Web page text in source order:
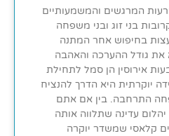
המרגשים והמשמעותיים
בני זוג ובני משפחה
בחיפוש אחר המתנה
גודל ההערכה והאהבה
אירוסין הן סמל לתחילת
יוקרתית היא הדרך להנציח
התרחבה. בין אם אתם
עדינה שתלווה אותה
קלאסי שמשדר יוקרה